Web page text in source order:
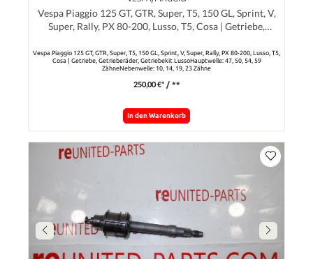
Vespa Piaggio 125 GT, GTR, Super, T5, 150 GL, Sprint, V,
Super, Rally, PX 80-200, Lusso, T5, Cosa | Getriebe,
Vespa Piaggio 125 GT, GTR, Super, T5, 150 GL, Sprint, V, Super, Rally, PX 80-200, Lusso, T5,
Cosa | Getriebe, Getrieberäder, Getriebekit LussoHauptwelle: 47, 50, 54, 59
ZähneNebenwelle: 10, 14, 19, 23 Zähne
250,00 €* / **
In den Warenkorb